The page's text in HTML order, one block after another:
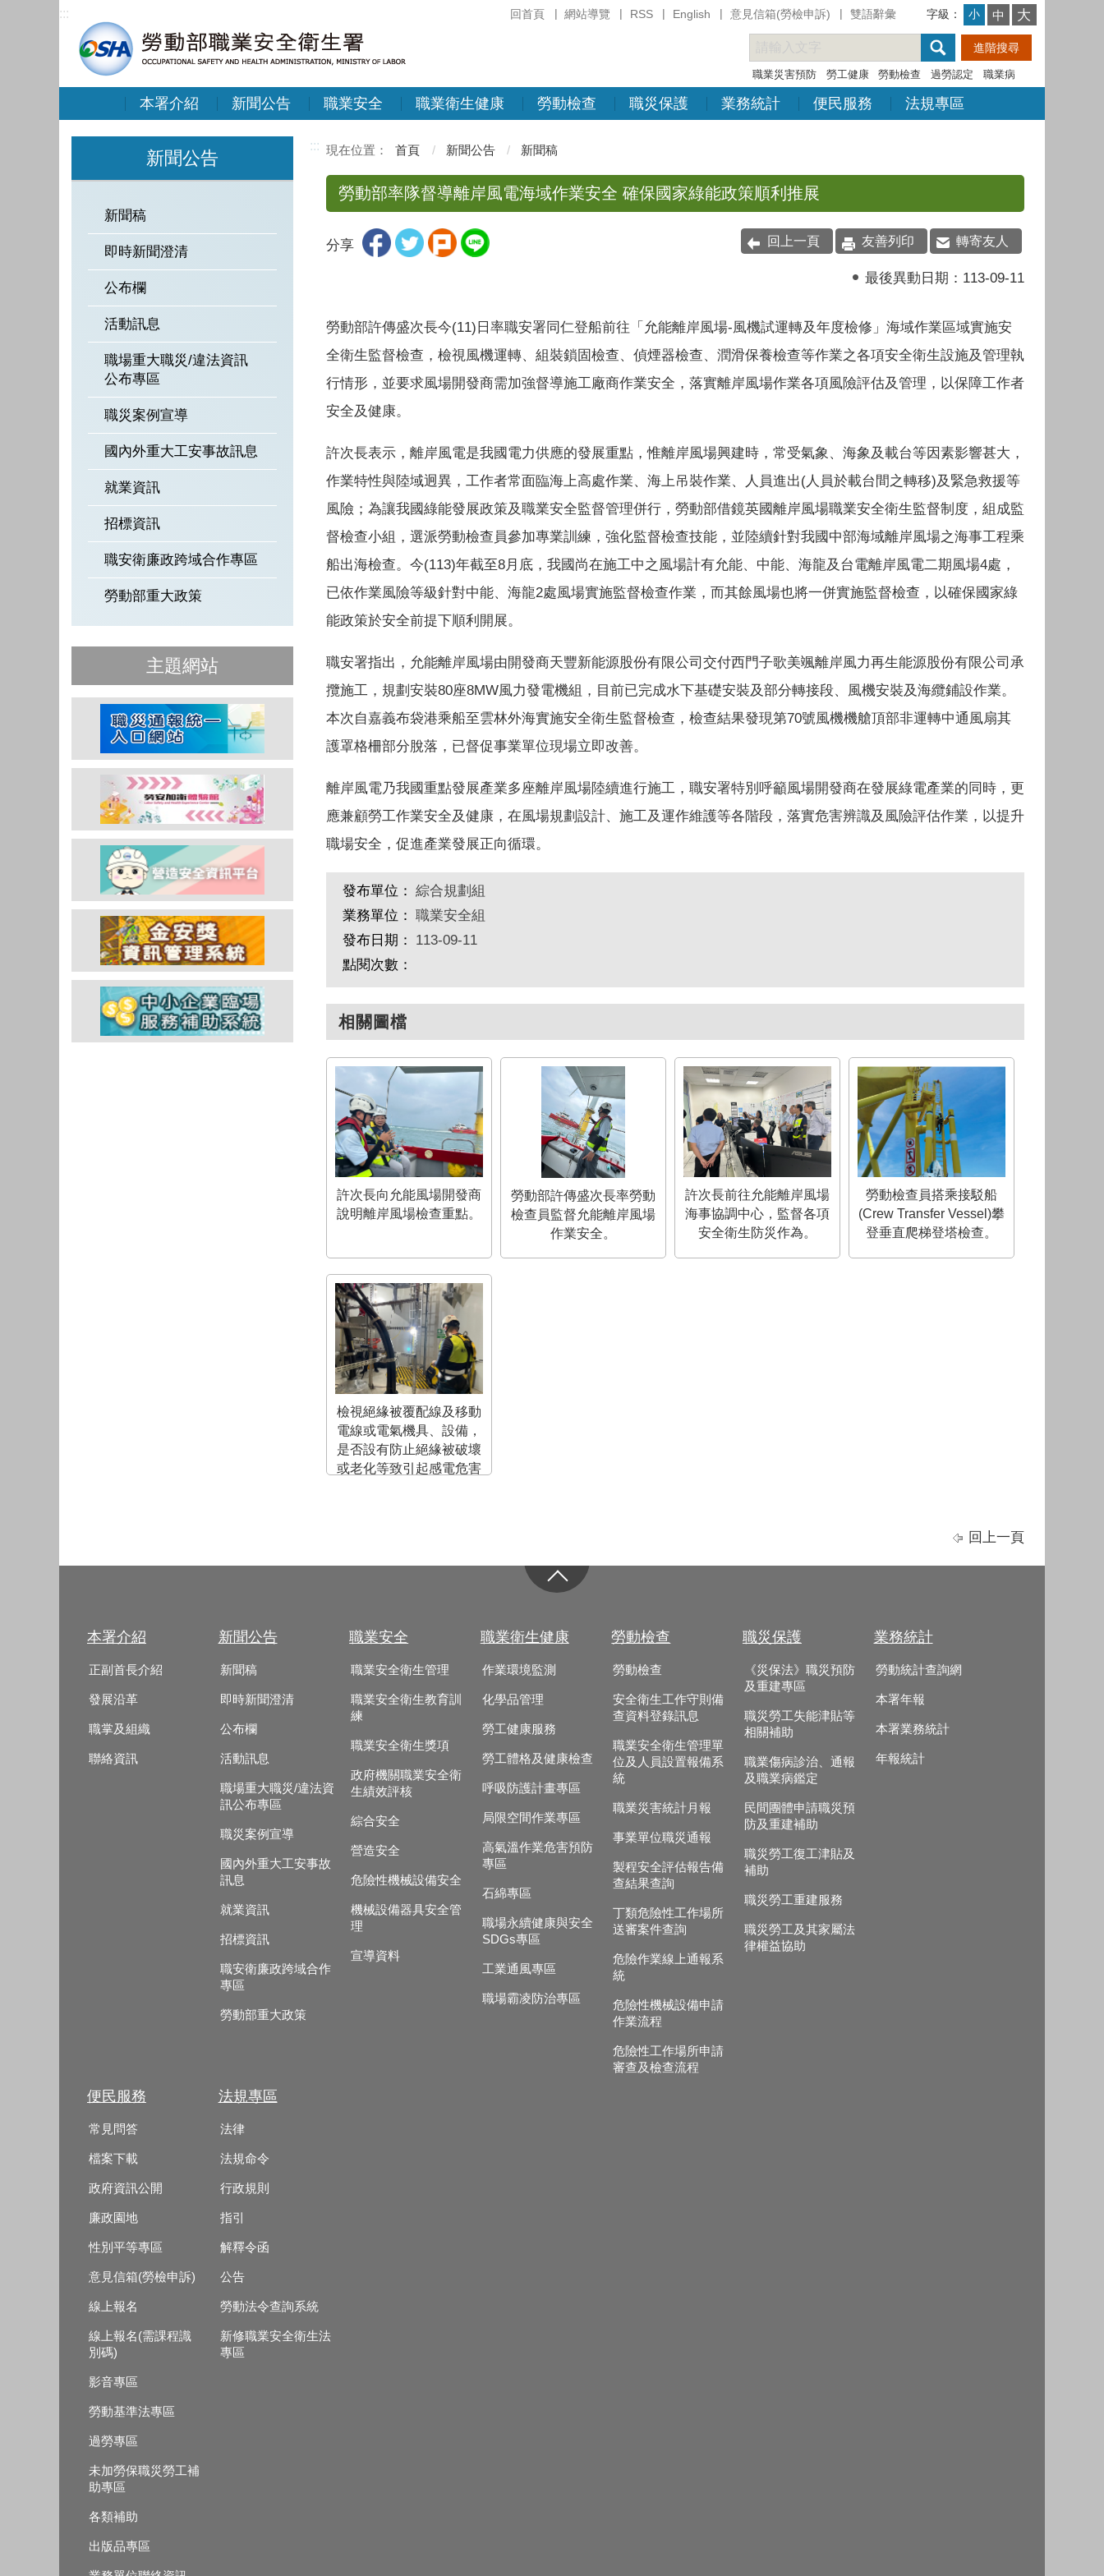
回首頁 網站導覽 RSS English 意見信箱(勞檢申訴) 雙語辭彙
::: 字級： 小 中 大
職業災害預防 勞工健康 勞動檢查 過勞認定 職業病
本署介紹 新聞公告 職業安全 職業衛生健康 勞動檢查 職災保護 業務統計 便民服務 法規專區
新聞公告
新聞稿
即時新聞澄清
公布欄
活動訊息
職場重大職災/違法資訊
公布專區
職災案例宣導
國內外重大工安事故訊息
就業資訊
招標資訊
職安衛廉政跨域合作專區
勞動部重大政策
主題網站
::: 首頁 新聞公告 新聞稿
勞動部率隊督導離岸風電海域作業安全 確保國家綠能政策順利推展
分享 回上一頁 友善列印 轉寄友人
最後異動日期： 113-09-11
勞動部許傳盛次長今(11)日率職安署同仁登船前往「允能離岸風場-風機試運轉及年度檢修」海域作業區域實施安
全衛生監督檢查，檢視風機運轉、組裝鎖固檢查、偵煙器檢查、潤滑保養檢查等作業之各項安全衛生設施及管理執
行情形，並要求風場開發商需加強督導施工廠商作業安全，落實離岸風場作業各項風險評估及管理，以保障工作者
安全及健康。
許次長表示，離岸風電是我國電力供應的發展重點，惟離岸風場興建時，常受氣象、海象及載台等因素影響甚大，
作業特性與陸域迥異，工作者常面臨海上高處作業、海上吊裝作業、人員進出(人員於載台間之轉移)及緊急救援等
風險；為讓我國綠能發展政策及職業安全監督管理併行，勞動部借鏡英國離岸風場職業安全衛生監督制度，組成監
督檢查小組，選派勞動檢查員參加專業訓練，強化監督檢查技能，並陸續針對我國中部海域離岸風場之海事工程乘
船出海檢查。今(113)年截至8月底，我國尚在施工中之風場計有允能、中能、海龍及台電離岸風電二期風場4處，
已依作業風險等級針對中能、海龍2處風場實施監督檢查作業，而其餘風場也將一併實施監督檢查，以確保國家綠
能政策於安全前提下順利開展。
職安署指出，允能離岸風場由開發商天豐新能源股份有限公司交付西門子歌美颯離岸風力再生能源股份有限公司承
攬施工，規劃安裝80座8MW風力發電機組，目前已完成水下基礎安裝及部分轉接段、風機安裝及海纜鋪設作業。
本次自嘉義布袋港乘船至雲林外海實施安全衛生監督檢查，檢查結果發現第70號風機機艙頂部非運轉中通風扇其
護罩格柵部分脫落，已督促事業單位現場立即改善。
離岸風電乃我國重點發展產業多座離岸風場陸續進行施工，職安署特別呼籲風場開發商在發展綠電產業的同時，更
應兼顧勞工作業安全及健康，在風場規劃設計、施工及運作維護等各階段，落實危害辨識及風險評估作業，以提升
職場安全，促進產業發展正向循環。
發布單位： 綜合規劃組
業務單位： 職業安全組
發布日期：
113-09-11
點閱次數：
相關圖檔
許次長向允能風場開發商
說明離岸風場檢查重點。
勞動部許傳盛次長率勞動
檢查員監督允能離岸風場
作業安全。
許次長前往允能離岸風場
海事協調中心，監督各項
安全衛生防災作為。
勞動檢查員搭乘接駁船
(Crew Transfer Vessel)攀
登垂直爬梯登塔檢查。
檢視絕緣被覆配線及移動
電線或電氣機具、設備，
是否設有防止絕緣被破壞
或老化等致引起感電危害
回上一頁
本署介紹
正副首長介紹
發展沿革
職掌及組織
聯絡資訊
新聞公告
新聞稿
即時新聞澄清
公布欄
活動訊息
職場重大職災/違法資
訊公布專區
職災案例宣導
國內外重大工安事故
訊息
就業資訊
招標資訊
職安衛廉政跨域合作
專區
勞動部重大政策
職業安全
職業安全衛生管理
職業安全衛生教育訓
練
職業安全衛生獎項
政府機關職業安全衛
生績效評核
綜合安全
營造安全
危險性機械設備安全
機械設備器具安全管
理
宣導資料
職業衛生健康
作業環境監測
化學品管理
勞工健康服務
勞工體格及健康檢查
呼吸防護計畫專區
局限空間作業專區
高氣溫作業危害預防
專區
石綿專區
職場永續健康與安全
SDGs專區
工業通風專區
職場霸凌防治專區
勞動檢查
勞動檢查
安全衛生工作守則備
查資料登錄訊息
職業安全衛生管理單
位及人員設置報備系
統
職業災害統計月報
事業單位職災通報
製程安全評估報告備
查結果查詢
丁類危險性工作場所
送審案件查詢
危險作業線上通報系
統
危險性機械設備申請
作業流程
危險性工作場所申請
審查及檢查流程
職災保護
《災保法》職災預防
及重建專區
職災勞工失能津貼等
相關補助
職業傷病診治、通報
及職業病鑑定
民間團體申請職災預
防及重建補助
職災勞工復工津貼及
補助
職災勞工重建服務
職災勞工及其家屬法
律權益協助
業務統計
勞動統計查詢網
本署年報
本署業務統計
年報統計
便民服務
常見問答
檔案下載
政府資訊公開
廉政園地
性別平等專區
意見信箱(勞檢申訴)
線上報名
線上報名(需課程識
別碼)
影音專區
勞動基準法專區
過勞專區
未加勞保職災勞工補
助專區
各類補助
出版品專區
法規專區
法律
法規命令
行政規則
指引
解釋令函
公告
勞動法令查詢系統
新修職業安全衛生法
專區